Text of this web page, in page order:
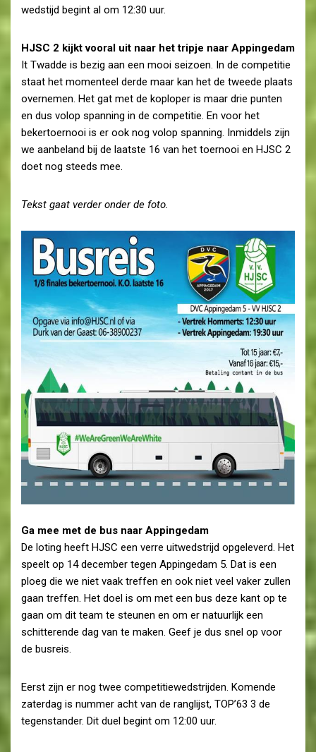
wedstijd begint al om 12:30 uur.
HJSC 2 kijkt vooral uit naar het tripje naar Appingedam
It Twadde is bezig aan een mooi seizoen. In de competitie
staat het momenteel derde maar kan het de tweede plaats
overnemen. Het gat met de koploper is maar drie punten
en dus volop spanning in de competitie. En voor het
bekertoernooi is er ook nog volop spanning. Inmiddels zijn
we aanbeland bij de laatste 16 van het toernooi en HJSC 2
doet nog steeds mee.
Tekst gaat verder onder de foto.
Ga mee met de bus naar Appingedam
De loting heeft HJSC een verre uitwedstrijd opgeleverd. Het
speelt op 14 december tegen Appingedam 5. Dat is een
ploeg die we niet vaak treffen en ook niet veel vaker zullen
gaan treffen. Het doel is om met een bus deze kant op te
gaan om dit team te steunen en om er natuurlijk een
schitterende dag van te maken. Geef je dus snel op voor
de busreis.
Eerst zijn er nog twee competitiewedstrijden. Komende
zaterdag is nummer acht van de ranglijst, TOP’63 3 de
tegenstander. Dit duel begint om 12:00 uur.